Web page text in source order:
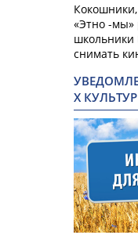
«Этно -мы»
школьники
снимать
Х КУЛЬТУР